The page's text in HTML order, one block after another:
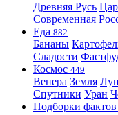
Древняя Русь
Современная
Еда 882
Бананы
Сладости
Космос 449
Венера Земля
Спутники Уран
Подборки фактов